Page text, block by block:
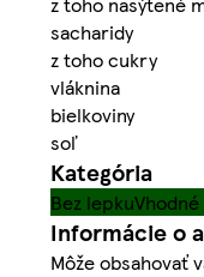
sacharidy
z toho cukry
vláknina
bielkoviny
soľ
Kategória
Bez lepku
Informácie o
Môže obsahovať